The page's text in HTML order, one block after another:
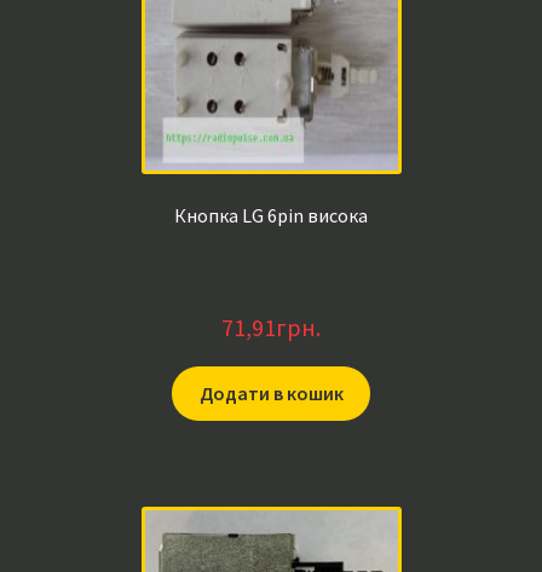
Кнопка LG 6pin висока
71,91грн.
Додати в кошик